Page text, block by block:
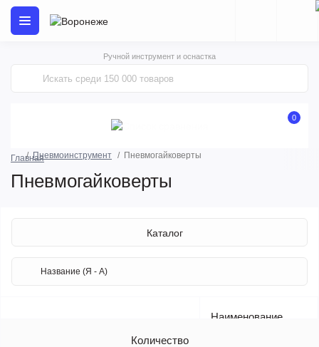
Ручной инструмент и оснастка
0
ГлавнаяПневмоинструмент Пневмогайковерты
Пневмогайковерты
Каталог
Наименование
Количество